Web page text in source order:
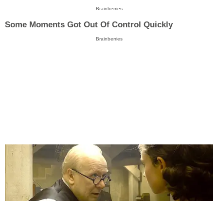
Brainberries
Some Moments Got Out Of Control Quickly
Brainberries